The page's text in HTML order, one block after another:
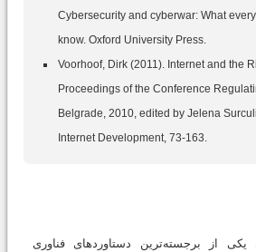
Cybersecurity and cyberwar: What
know. Oxford University Press.
Voorhoof, Dirk (2011). Internet and the
Proceedings of the Conference
Belgrade, 2010, edited by Jelena
Internet Development, 73-163.
یکی از برجسته‌ترین دستاوردهای فناوری